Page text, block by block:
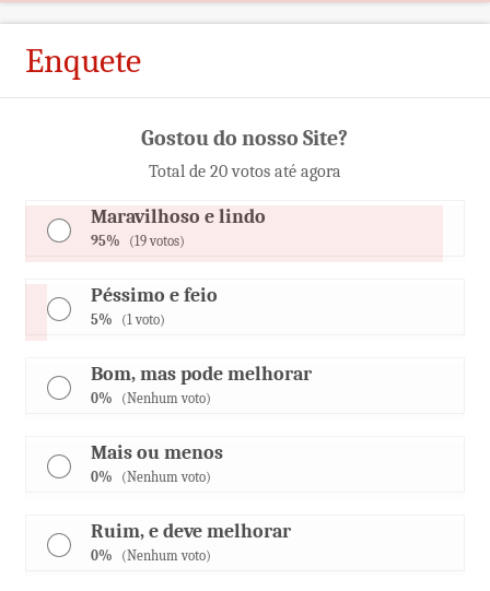
Enquete
Gostou do nosso Site?
Total de 20 votos até agora
Maravilhoso e lindo
95% (19 votos)
Péssimo e feio
5% (1 voto)
Bom, mas pode melhorar
0% (Nenhum voto)
Mais ou menos
0% (Nenhum voto)
Ruim, e deve melhorar
0% (Nenhum voto)